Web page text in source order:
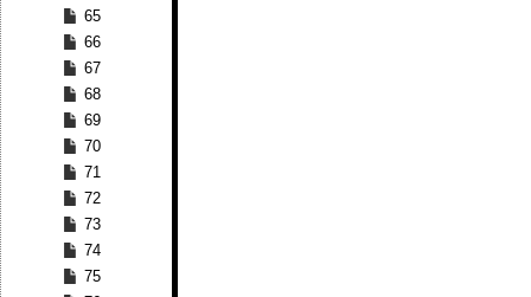
65
66
67
68
69
70
71
72
73
74
75